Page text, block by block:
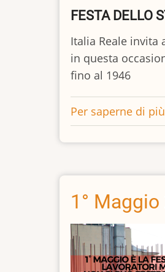
FESTA DELLO
Italia Reale invita
in questa
fino al 1946
Per saperne di
1°